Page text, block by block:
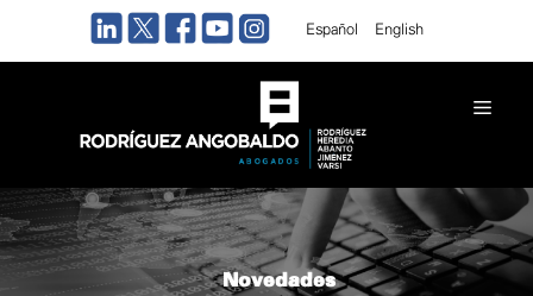
Español English
Novedades